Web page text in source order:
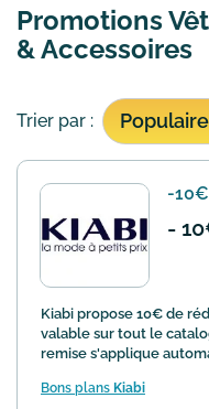
Promotions
& Accessoires
Trier par :
-
-
Kiabi propose 10€ de
valable sur tout le
remise s'applique
Bons plans Kiabi